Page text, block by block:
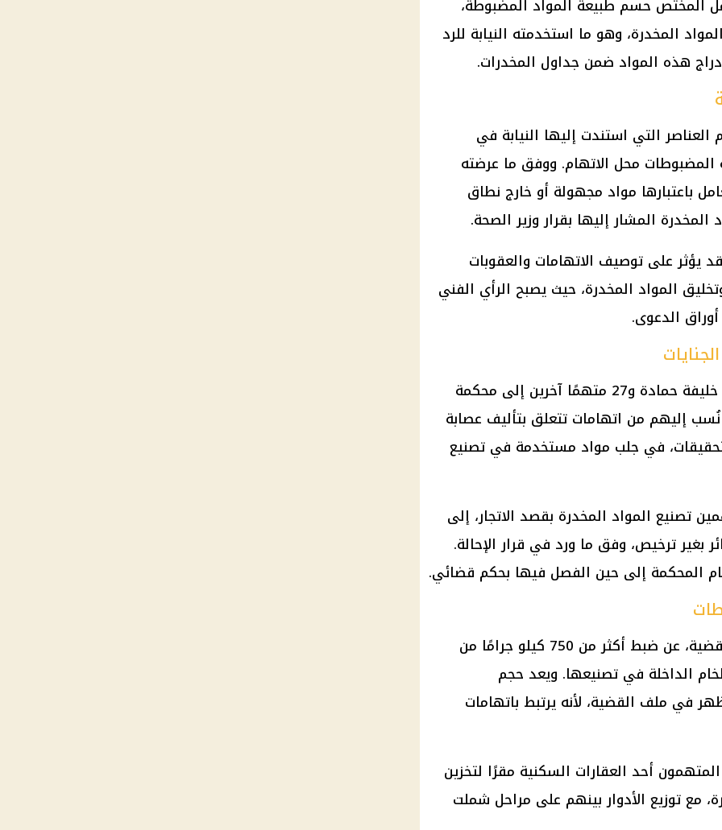
المختص حسم طبيعة المواد المضبوطة،
المخدرة، وهو ما استخدمته النيابة للرد
هذه المواد ضمن جداول المخدرات.
التي استندت إليها النيابة في
المضبوطات محل الاتهام. ووفق ما عرضته
باعتبارها مواد مجهولة أو خارج نطاق
المشار إليها بقرار وزير الصحة.
يؤثر على توصيف الاتهامات والعقوبات
المواد المخدرة، حيث يصبح الرأي الفني
الدعوى.
قد أحالت سارة خليفة حمادة و27 متهمًا آخرين إلى محكمة
نُسب إليهم من اتهامات تتعلق بتأليف عصابة
في جلب مواد مستخدمة في تصنيع
تصنيع المواد المخدرة بقصد الاتجار، إلى
بغير ترخيص، وفق ما ورد في قرار الإحالة.
المحكمة إلى حين الفصل فيها بحكم قضائي.
كشفت التحقيقات، بحسب أوراق القضية، عن ضبط أكثر من 750 كيلو جرامًا من
الداخلة في تصنيعها. ويعد حجم
في ملف القضية، لأنه يرتبط باتهامات
أحد العقارات السكنية مقرًا لتخزين
مع توزيع الأدوار بينهم على مراحل شملت